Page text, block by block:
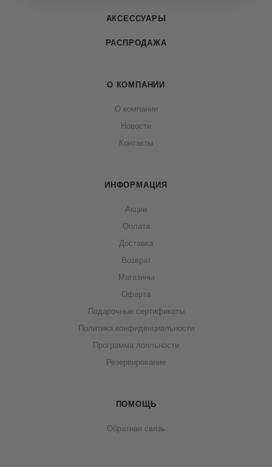
АКСЕССУАРЫ
РАСПРОДАЖА
О КОМПАНИИ
О компании
Новости
Контакты
ИНФОРМАЦИЯ
Акции
Оплата
Доставка
Возврат
Магазины
Оферта
Подарочные сертификаты
Политика конфиденциальности
Программа лояльности
Резервирование
ПОМОЩЬ
Обратная связь